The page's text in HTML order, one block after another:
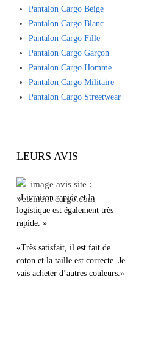
Pantalon Cargo Beige
Pantalon Cargo Blanc
Pantalon Cargo Fille
Pantalon Cargo Garçon
Pantalon Cargo Homme
Pantalon Cargo Militaire
Pantalon Cargo Streetwear
LEURS AVIS
«Livraison rapide et la
logistique est également très
rapide. »
«Très satisfait, il est fait de
coton et la taille est correcte. Je
vais acheter d’autres couleurs.»